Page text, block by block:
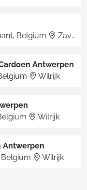
Belgium Zaventem
Antwerpen
Wilrijk
Wilrijk
Antwerpen
Wilrijk